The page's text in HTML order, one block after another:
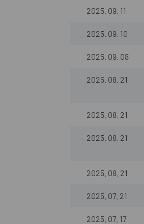
2025. 09. 11
2025. 09. 10
2025. 09. 08
2025. 08. 21
2025. 08. 21
2025. 08. 21
2025. 08. 21
2025. 07. 21
2025. 07. 17